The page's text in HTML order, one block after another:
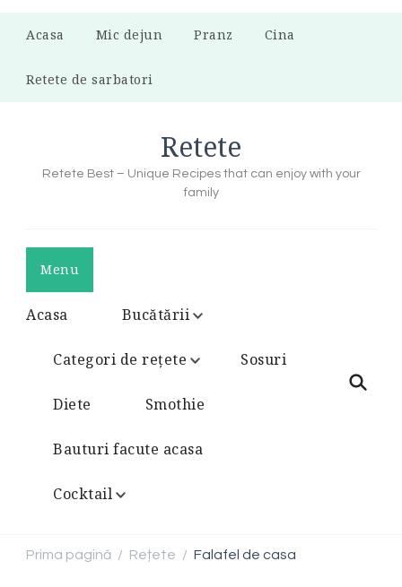
Acasa Mic dejun Pranz Cina
Retete de sarbatori
Retete
Retete Best – Unique Recipes that can enjoy with your
family
Menu
Acasa Bucătării
Categori de rețete Sosuri
Diete Smothie
Bauturi facute acasa
Cocktail
Prima pagină / Rețete / Falafel de casa